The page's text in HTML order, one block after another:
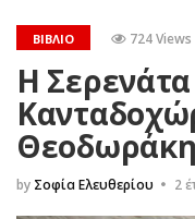
ΒΙΒΛΊΟ 724 Views
Η Σερενάτα
Θεοδωράκη
by Σοφία Ελευθερίου 2